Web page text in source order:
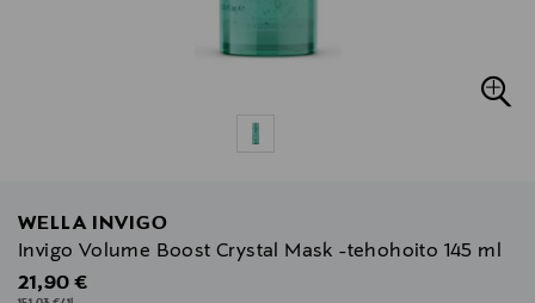
WELLA INVIGO
Invigo Volume Boost Crystal Mask -tehohoito 145 ml
Original Price
21,90 €